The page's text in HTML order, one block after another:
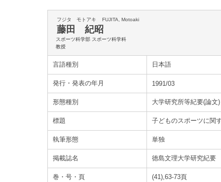
フジタ モトアキ FUJITA, Motoaki
藤田 紀昭
スポーツ科学部 スポーツ科学科
教授
言語種別 日本語
発行・発表の年月 1991/03
形態種別 大学研究所等紀要(論文)
標題 子どものスポーツに関
執筆形態 単独
掲載誌名 徳島文理大学研究紀要
巻・号・頁 (41),63-73頁